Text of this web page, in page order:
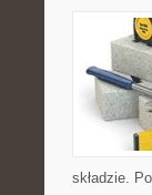
składzie.